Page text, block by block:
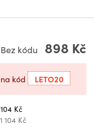
Bez kódu 898 Kč
kód LETO20
Kč
1 104 Kč